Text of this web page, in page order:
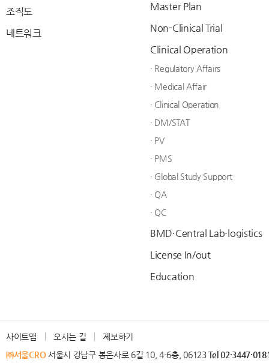
조직도
네트워크
Master Plan
Non-Clinical Trial
Clinical Operation
· Regulatory Affairs
· Medical Affair
· Clinical Operation
· DM/STAT
· PV
· PMS
· Global Study Support
· QA
· QC
BMD·Central Lab·logistics
License In/out
Education
사이트맵 오시는 길
제보하기
㈜서울CRO서울시 강남구 봉은사로 6길 10, 4-6층, 06123Tel